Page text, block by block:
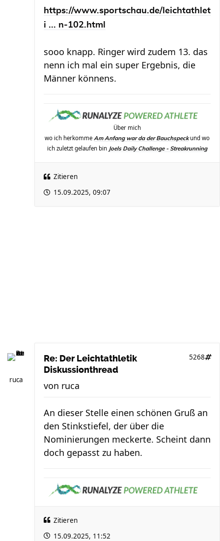
https://www.sportschau.de/leichtathlet
i ... n-102.html
sooo knapp. Ringer wird zudem 13. das
nenn ich mal ein super Ergebnis, die
Männer könnens.
Über mich
wo ich herkomme Am Anfang war da der Bauchspeckund wo
ich zuletzt gelaufen bin Joels Daily Challenge - Streakrunning
Zitieren
15.09.2025, 09:07
ruca
Re: Der Leichtathletik
Diskussionthread
5268
von ruca
An dieser Stelle einen schönen Gruß an
den Stinkstiefel, der über die
Nominierungen meckerte. Scheint dann
doch gepasst zu haben.
Zitieren
15.09.2025, 11:52